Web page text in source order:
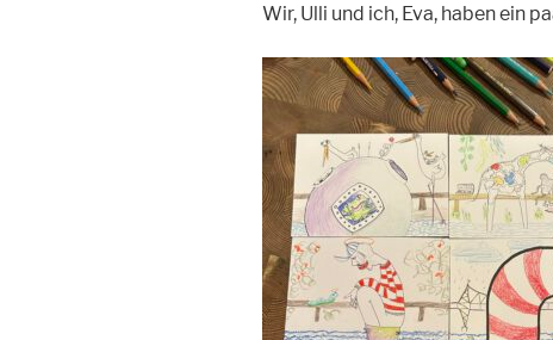
Wir, Ulli und ich, Eva, haben ein